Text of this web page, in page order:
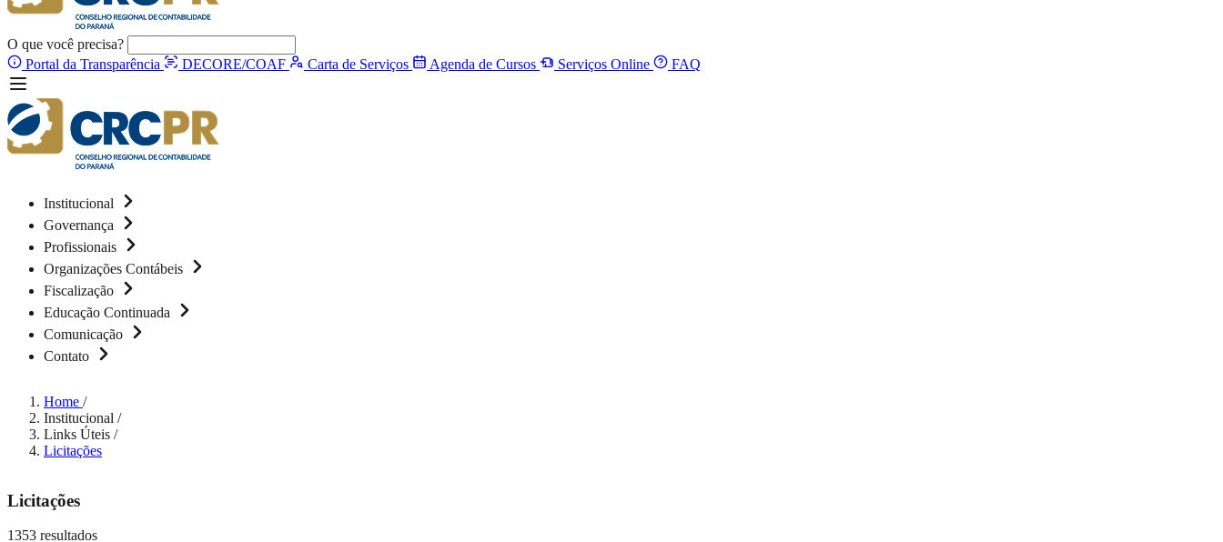
O que você precisa?
Portal da Transparência
DECORE/COAF Carta de Serviços Agenda de Cursos Serviços Online FAQ
Institucional
Governança
Profissionais
Organizações Contábeis
Fiscalização
Educação Continuada
Comunicação
Contato
Home /
Institucional /
Links Úteis /
Licitações
Licitações
1353 resultados